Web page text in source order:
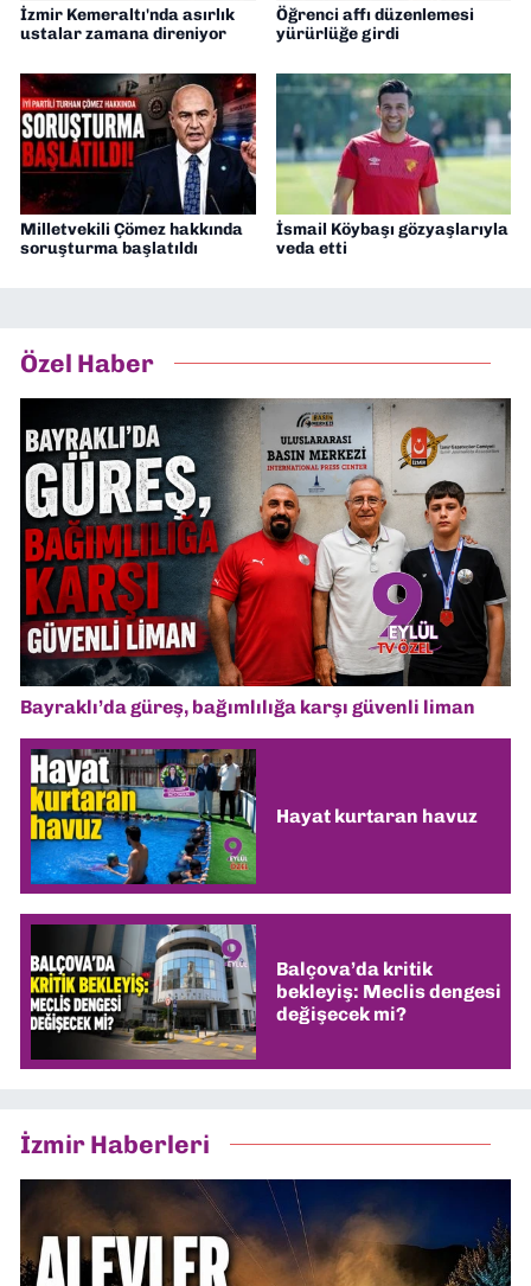
İzmir Kemeraltı'nda asırlık
ustalar zamana direniyor
Öğrenci affı düzenlemesi
yürürlüğe girdi
Milletvekili Çömez hakkında
soruşturma başlatıldı
İsmail Köybaşı gözyaşlarıyla
veda etti
Özel Haber
Bayraklı’da güreş, bağımlılığa karşı güvenli liman
Hayat kurtaran havuz
Balçova’da kritik
bekleyiş: Meclis dengesi
değişecek mi?
İzmir Haberleri